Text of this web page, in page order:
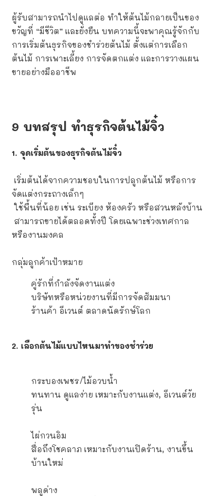
ผู้รับสามารถนำไปดูแลต่อ ทำให้ต้นไม้กลายเป็นของ
ขวัญที่ “มีชีวิต” และยั่งยืน บทความนี้จะพาคุณรู้จักกับ
การเริ่มต้นธุรกิจของชำร่วยต้นไม้ ตั้งแต่การเลือก
ต้นไม้ การเพาะเลี้ยง การจัดตกแต่ง และการวางแผน
ขายอย่างมืออาชีพ
9 บทสรุป ทำธุรกิจต้นไม้จิ๋ว
1. จุดเริ่มต้นของธุรกิจต้นไม้จิ๋ว
เริ่มต้นได้จากความชอบในการปลูกต้นไม้ หรือการ
จัดแต่งกระถางเล็กๆ
ใช้พื้นที่น้อย เช่น ระเบียง ห้องครัว หรือสวนหลังบ้าน
สามารถขายได้ตลอดทั้งปี โดยเฉพาะช่วงเทศกาล
หรืองานมงคล
กลุ่มลูกค้าเป้าหมาย
คู่รักที่กำลังจัดงานแต่ง
บริษัทหรือหน่วยงานที่มีการจัดสัมมนา
ร้านค้า อีเวนต์ ตลาดนัดรักษ์โลก
2. เลือกต้นไม้แบบไหนมาทำของชำร่วย
กระบองเพชร/ไม้อวบน้ำ
ทนทาน ดูแลง่าย เหมาะกับงานแต่ง, อีเวนต์วัย
รุ่น
ไผ่กวนอิม
สื่อถึงโชคลาภ เหมาะกับงานเปิดร้าน, งานขึ้น
บ้านใหม่
พลูด่าง